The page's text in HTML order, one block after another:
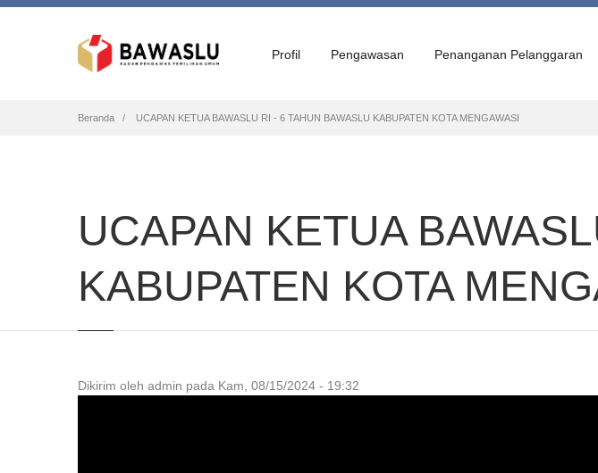
Profil Pengawasan Penanganan Pelanggaran
Breadcrumb
Beranda UCAPAN KETUA BAWASLU RI - 6 TAHUN BAWASLU KABUPATEN KOTA MENGAWASI
UCAPAN KETUA
KABUPATEN KOTA
Dikirim oleh admin pada Kam, 08/15/2024 - 19:32